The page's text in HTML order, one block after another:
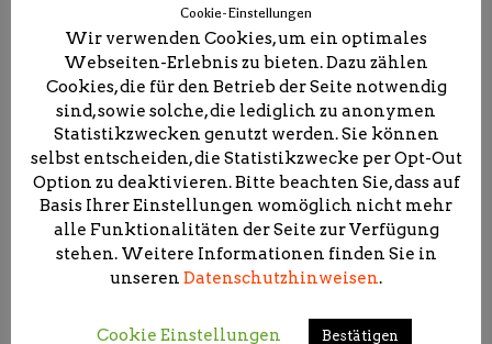
Cookie-Einstellungen
Wir verwenden Cookies, um ein optimales
Webseiten-Erlebnis zu bieten. Dazu zählen
Cookies, die für den Betrieb der Seite notwendig
sind, sowie solche, die lediglich zu anonymen
Statistikzwecken genutzt werden. Sie können
selbst entscheiden, die Statistikzwecke per Opt-Out
Option zu deaktivieren. Bitte beachten Sie, dass auf
Basis Ihrer Einstellungen womöglich nicht mehr
alle Funktionalitäten der Seite zur Verfügung
stehen. Weitere Informationen finden Sie in
unseren Datenschutzhinweisen.
Cookie Einstellungen Bestätigen